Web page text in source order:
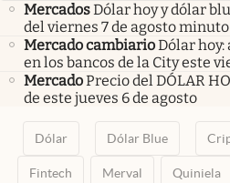
MercadosDólar hoy y dólar
del viernes 7 de agosto
Mercado cambiarioDólar
en los bancos de la City este
MercadoPrecio del DÓLAR
de este jueves 6 de agosto
Dólar Dólar Blue
Fintech Merval Quiniela